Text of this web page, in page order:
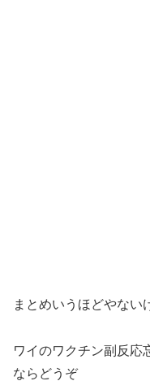
まとめいうほどやない
ワイのワクチン副反応
ならどうぞ